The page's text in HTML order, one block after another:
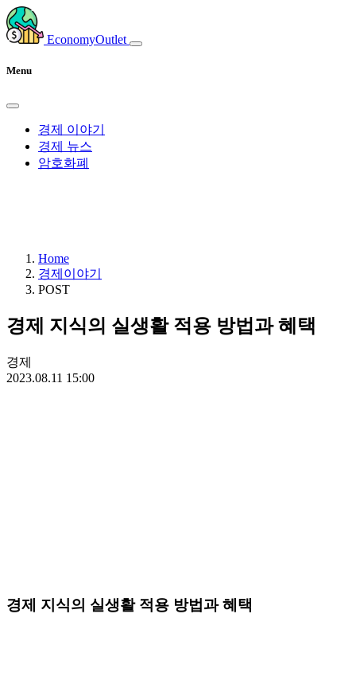
EconomyOutlet
Menu
경제 이야기
경제 뉴스
암호화폐
Home
경제이야기
POST
경제 지식의 실생활 적용 방법과 혜택
경제
2023.08.11 15:00
경제 지식의 실생활 적용 방법과 혜택